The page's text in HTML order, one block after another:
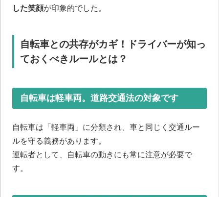
した笑顔が印象的でした。
自転車との共存がカギ！ドライバーが知っ
ておくべきルールとは？
自転車は軽車両。道路交通法の対象です
自転車は「軽車両」に分類され、車と同じく交通ルー
ルを守る義務があります。
運転者として、自転車の動きにも常に注意が必要で
す。